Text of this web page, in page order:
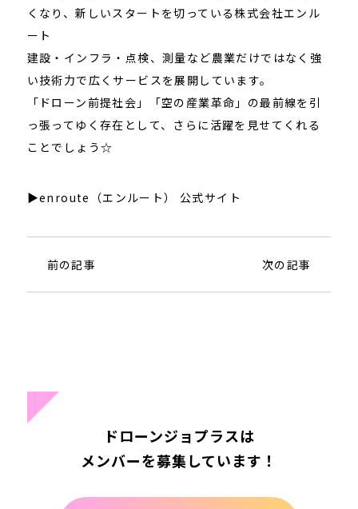
くなり、新しいスタートを切っている株式会社エンル
ート
建設・インフラ・点検、測量など農業だけではなく強
い技術力で広くサービスを展開しています。
「ドローン前提社会」「空の産業革命」の最前線を引
っ張ってゆく存在として、さらに活躍を見せてくれる
ことでしょう☆
▶enroute（エンルート） 公式サイト
前の記事 次の記事
ドローンジョプラスは
メンバーを募集しています！